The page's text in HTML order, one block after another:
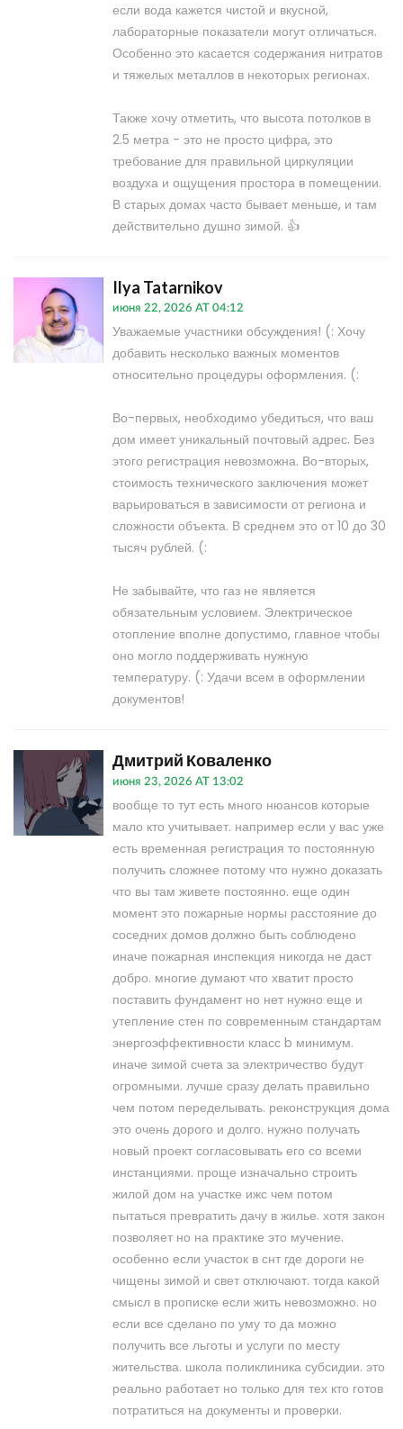
если вода кажется чистой и вкусной,
лабораторные показатели могут отличаться.
Особенно это касается содержания нитратов
и тяжелых металлов в некоторых регионах.
Также хочу отметить, что высота потолков в
2.5 метра - это не просто цифра, это
требование для правильной циркуляции
воздуха и ощущения простора в помещении.
В старых домах часто бывает меньше, и там
действительно душно зимой. 👍
Ilya Tatarnikov
июня 22, 2026 AT 04:12
Уважаемые участники обсуждения! (: Хочу
добавить несколько важных моментов
относительно процедуры оформления. (:
Во-первых, необходимо убедиться, что ваш
дом имеет уникальный почтовый адрес. Без
этого регистрация невозможна. Во-вторых,
стоимость технического заключения может
варьироваться в зависимости от региона и
сложности объекта. В среднем это от 10 до 30
тысяч рублей. (:
Не забывайте, что газ не является
обязательным условием. Электрическое
отопление вполне допустимо, главное чтобы
оно могло поддерживать нужную
температуру. (: Удачи всем в оформлении
документов!
Дмитрий Коваленко
июня 23, 2026 AT 13:02
вообще то тут есть много нюансов которые
мало кто учитывает. например если у вас уже
есть временная регистрация то постоянную
получить сложнее потому что нужно доказать
что вы там живете постоянно. еще один
момент это пожарные нормы расстояние до
соседних домов должно быть соблюдено
иначе пожарная инспекция никогда не даст
добро. многие думают что хватит просто
поставить фундамент но нет нужно еще и
утепление стен по современным стандартам
энергоэффективности класс b минимум.
иначе зимой счета за электричество будут
огромными. лучше сразу делать правильно
чем потом переделывать. реконструкция дома
это очень дорого и долго. нужно получать
новый проект согласовывать его со всеми
инстанциями. проще изначально строить
жилой дом на участке ижс чем потом
пытаться превратить дачу в жилье. хотя закон
позволяет но на практике это мучение.
особенно если участок в снт где дороги не
чищены зимой и свет отключают. тогда какой
смысл в прописке если жить невозможно. но
если все сделано по уму то да можно
получить все льготы и услуги по месту
жительства. школа поликлиника субсидии. это
реально работает но только для тех кто готов
потратиться на документы и проверки.